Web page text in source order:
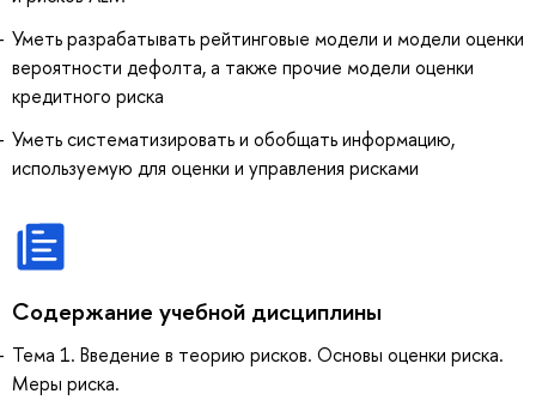
Уметь разрабатывать рейтинговые модели и модели оценки
вероятности дефолта, а также прочие модели оценки
кредитного риска
Уметь систематизировать и обобщать информацию,
используемую для оценки и управления рисками
Содержание учебной дисциплины
Тема 1. Введение в теорию рисков. Основы оценки риска.
Меры риска.